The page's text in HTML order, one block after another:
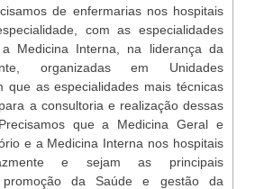
de enfermarias nos hospitais
com as especialidades
Medicina Interna, na liderança da
organizadas em Unidades
que as especialidades mais técnicas
a consultoria e realização dessas
que a Medicina Geral e
e a Medicina Interna nos hospitais
e sejam as principais
promoção da Saúde e gestão da